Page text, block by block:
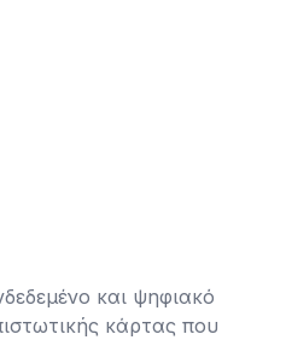
και ψηφιακό
κάρτας που